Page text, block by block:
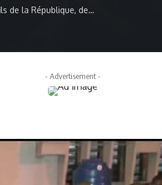
de la République, de…
- Advertisement -